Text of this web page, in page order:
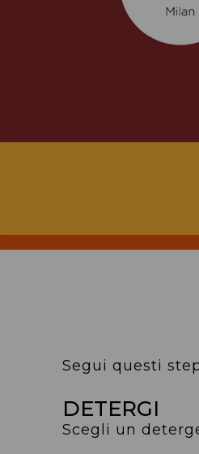
Segui questi
DETERGI
Scegli un